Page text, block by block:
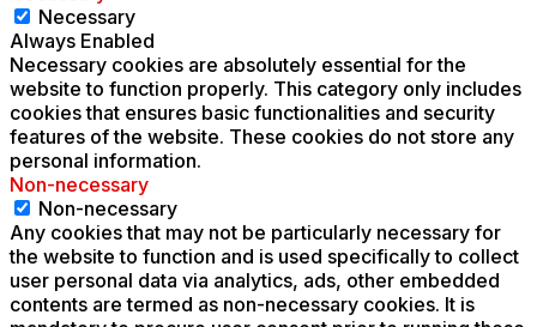
Necessary
Always Enabled
Necessary cookies are absolutely essential for the
website to function properly. This category only includes
cookies that ensures basic functionalities and security
features of the website. These cookies do not store any
personal information.
Non-necessary
Non-necessary
Any cookies that may not be particularly necessary for
the website to function and is used specifically to collect
user personal data via analytics, ads, other embedded
contents are termed as non-necessary cookies. It is